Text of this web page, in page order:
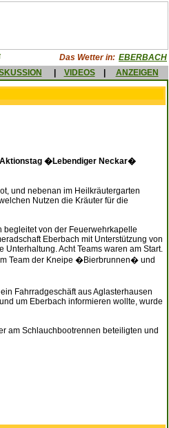
Das Wetter in: EBERBACH
VIDEOS ANZEIGEN
Aktionstag �Lebendiger Neckar�
und nebenan im Heilkräutergarten
Nutzen die Kräuter für die
begleitet von der Feuerwehrkapelle
Eberbach mit Unterstützung von
Acht Teams waren am Start.
Team der Kneipe �Bierbrunnen� und
Fahrradgeschäft aus Aglasterhausen
um Eberbach informieren wollte, wurde
am Schlauchbootrennen beteiligten und